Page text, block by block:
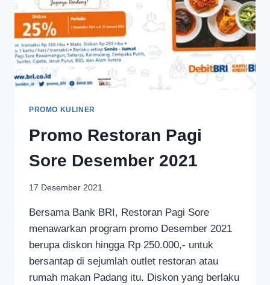
PROMO KULINER
Promo Restoran Pagi
Sore Desember 2021
17 Desember 2021
Bersama Bank BRI, Restoran Pagi Sore
menawarkan program promo Desember 2021
berupa diskon hingga Rp 250.000,- untuk
bersantap di sejumlah outlet restoran atau
rumah makan Padang itu. Diskon yang berlaku